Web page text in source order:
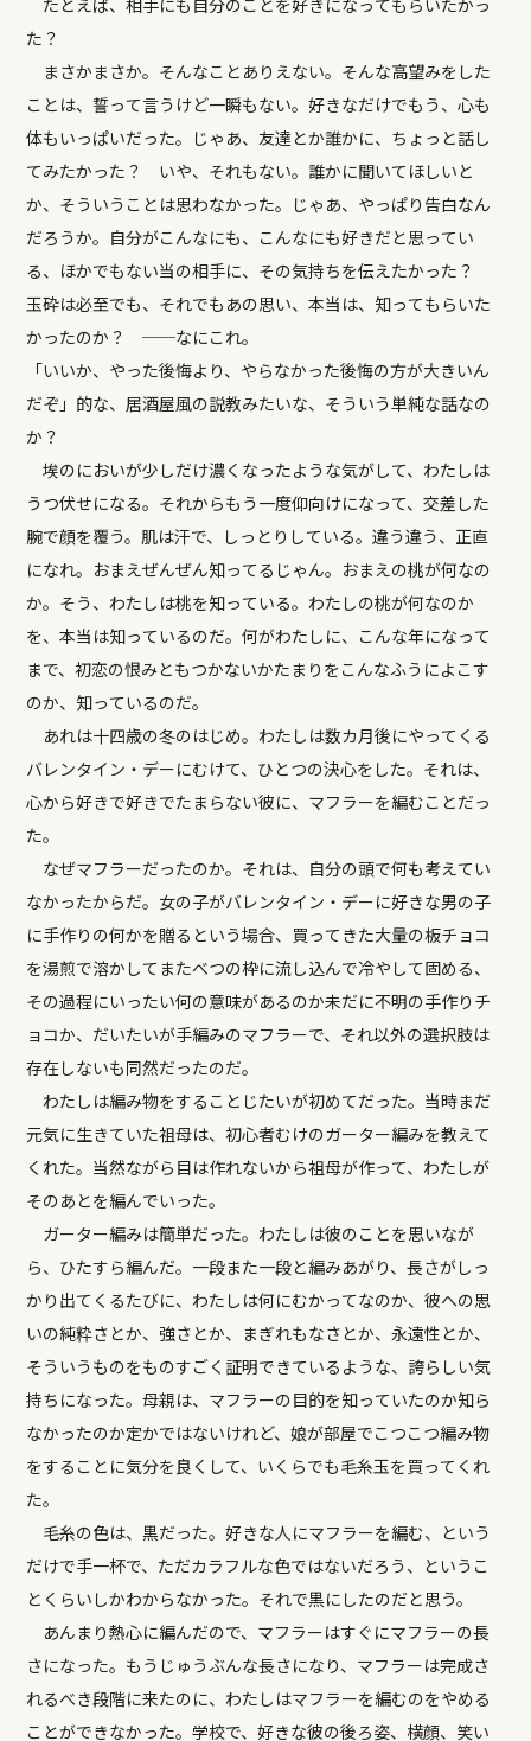
たとえば、相手にも自分のことを好きになってもらいたかっ
た？
まさかまさか。そんなことありえない。そんな高望みをした
ことは、誓って言うけど一瞬もない。好きなだけでもう、心も
体もいっぱいだった。じゃあ、友達とか誰かに、ちょっと話し
てみたかった？ いや、それもない。誰かに聞いてほしいと
か、そういうことは思わなかった。じゃあ、やっぱり告白なん
だろうか。自分がこんなにも、こんなにも好きだと思ってい
る、ほかでもない当の相手に、その気持ちを伝えたかった？
玉砕は必至でも、それでもあの思い、本当は、知ってもらいた
かったのか？ ──なにこれ。
「いいか、やった後悔より、やらなかった後悔の方が大きいん
だぞ」的な、居酒屋風の説教みたいな、そういう単純な話なの
か？
埃のにおいが少しだけ濃くなったような気がして、わたしは
うつ伏せになる。それからもう一度仰向けになって、交差した
腕で顔を覆う。肌は汗で、しっとりしている。違う違う、正直
になれ。おまえぜんぜん知ってるじゃん。おまえの桃が何なの
か。そう、わたしは桃を知っている。わたしの桃が何なのか
を、本当は知っているのだ。何がわたしに、こんな年になって
まで、初恋の恨みともつかないかたまりをこんなふうによこす
のか、知っているのだ。
あれは十四歳の冬のはじめ。わたしは数カ月後にやってくる
バレンタイン・デーにむけて、ひとつの決心をした。それは、
心から好きで好きでたまらない彼に、マフラーを編むことだっ
た。
なぜマフラーだったのか。それは、自分の頭で何も考えてい
なかったからだ。女の子がバレンタイン・デーに好きな男の子
に手作りの何かを贈るという場合、買ってきた大量の板チョコ
を湯煎で溶かしてまたべつの枠に流し込んで冷やして固める、
その過程にいったい何の意味があるのか未だに不明の手作りチ
ョコか、だいたいが手編みのマフラーで、それ以外の選択肢は
存在しないも同然だったのだ。
わたしは編み物をすることじたいが初めてだった。当時まだ
元気に生きていた祖母は、初心者むけのガーター編みを教えて
くれた。当然ながら目は作れないから祖母が作って、わたしが
そのあとを編んでいった。
ガーター編みは簡単だった。わたしは彼のことを思いなが
ら、ひたすら編んだ。一段また一段と編みあがり、長さがしっ
かり出てくるたびに、わたしは何にむかってなのか、彼への思
いの純粋さとか、強さとか、まぎれもなさとか、永遠性とか、
そういうものをものすごく証明できているような、誇らしい気
持ちになった。母親は、マフラーの目的を知っていたのか知ら
なかったのか定かではないけれど、娘が部屋でこつこつ編み物
をすることに気分を良くして、いくらでも毛糸玉を買ってくれ
た。
毛糸の色は、黒だった。好きな人にマフラーを編む、という
だけで手一杯で、ただカラフルな色ではないだろう、というこ
とくらいしかわからなかった。それで黒にしたのだと思う。
あんまり熱心に編んだので、マフラーはすぐにマフラーの長
さになった。もうじゅうぶんな長さになり、マフラーは完成さ
れるべき段階に来たのに、わたしはマフラーを編むのをやめる
ことができなかった。学校で、好きな彼の後ろ姿、横顔、笑い